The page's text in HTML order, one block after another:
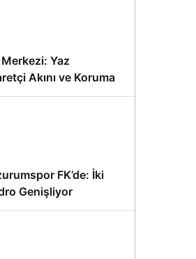
Yaz
Akını ve Koruma
FK’de: İki
Genişliyor